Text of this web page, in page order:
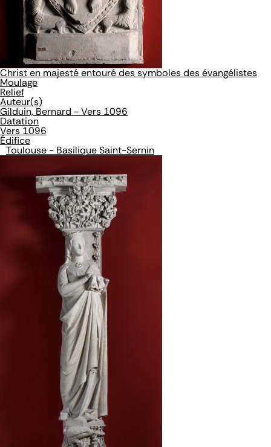
Christ en majesté entouré des symboles des évangélistes
Moulage
Relief
Auteur(s)
Gilduin, Bernard - Vers 1096
Datation
Vers 1096
Édifice
Toulouse - Basilique Saint-Sernin